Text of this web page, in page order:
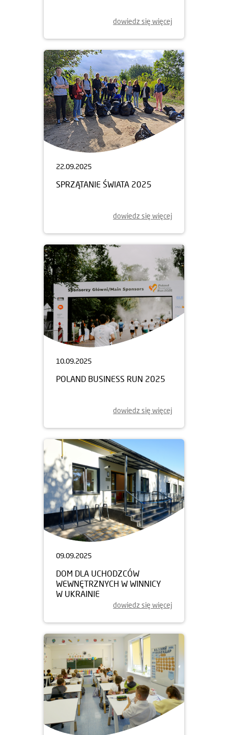
dowiedz się więcej
22.09.2025
SPRZĄTANIE ŚWIATA 2025
dowiedz się więcej
10.09.2025
POLAND BUSINESS RUN 2025
dowiedz się więcej
09.09.2025
DOM DLA UCHODZCÓW
WEWNĘTRZNYCH W WINNICY
W UKRAINIE
dowiedz się więcej